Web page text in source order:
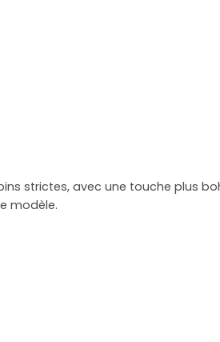
strictes, avec une touche plus
modèle.